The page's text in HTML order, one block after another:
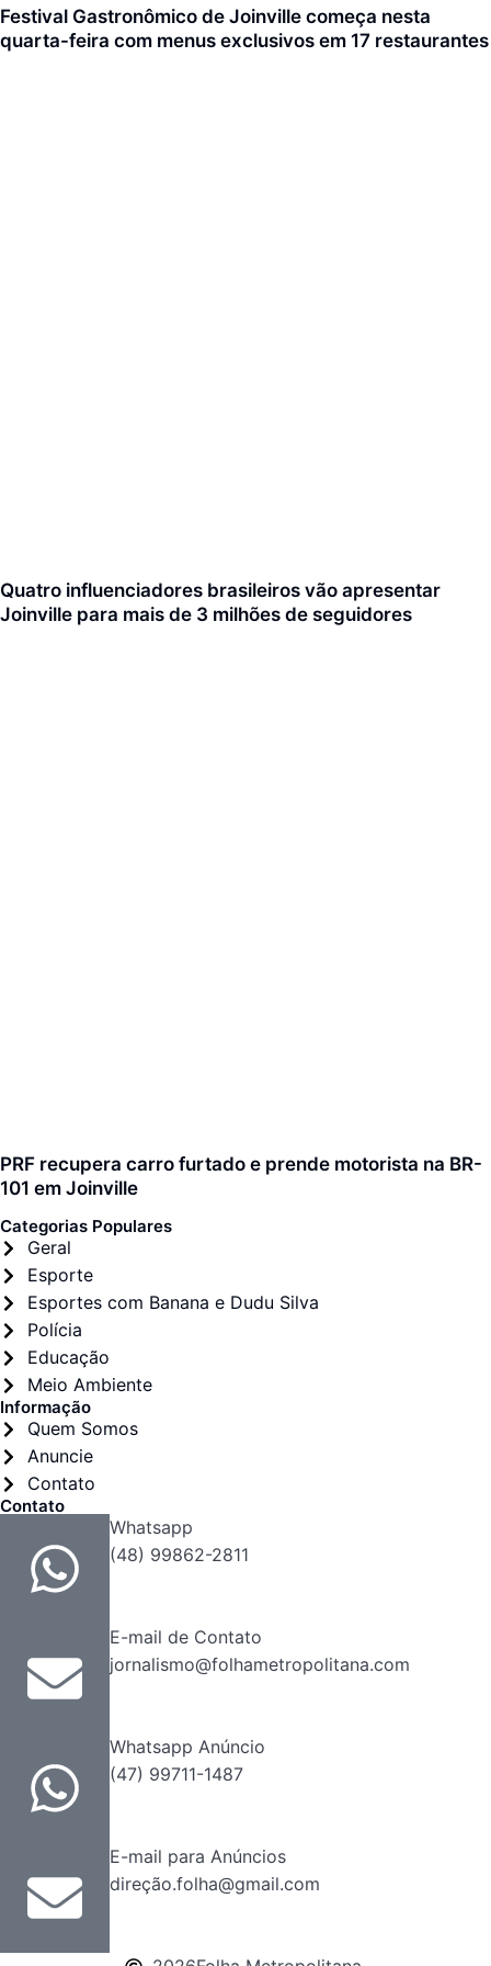
Festival Gastronômico de Joinville começa nesta
quarta-feira com menus exclusivos em 17 restaurantes
Quatro influenciadores brasileiros vão apresentar
Joinville para mais de 3 milhões de seguidores
PRF recupera carro furtado e prende motorista na BR-
101 em Joinville
Categorias Populares
Geral
Esporte
Esportes com Banana e Dudu Silva
Polícia
Educação
Meio Ambiente
Informação
Quem Somos
Anuncie
Contato
Contato
Whatsapp
(48) 99862-2811
E-mail de Contato
jornalismo@folhametropolitana.com
Whatsapp Anúncio
(47) 99711-1487
E-mail para Anúncios
direção.folha@gmail.com